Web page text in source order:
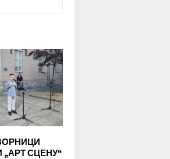
СЦЕНУ“